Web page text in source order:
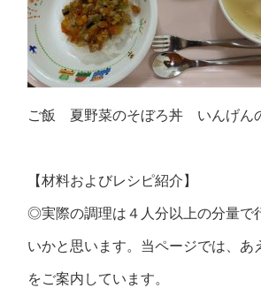
ご飯 夏野菜のそぼろ丼 いんげん
【材料およびレシピ紹介】
◎実際の調理は４人分以上の分量で
いかと思います。当ページでは、あ
をご案内しています。